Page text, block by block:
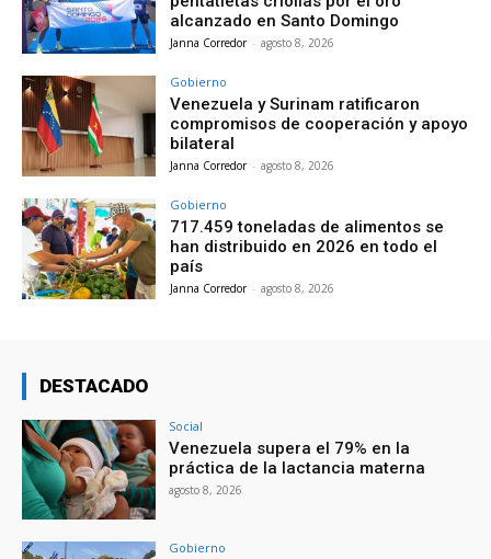
alcanzado en Santo Domingo
Janna Corredor - agosto 8, 2026
Gobierno
Venezuela y Surinam ratificaron
compromisos de cooperación y apoyo
bilateral
Janna Corredor - agosto 8, 2026
Gobierno
717.459 toneladas de alimentos se
han distribuido en 2026 en todo el
país
Janna Corredor - agosto 8, 2026
DESTACADO
Social
Venezuela supera el 79% en la
práctica de la lactancia materna
agosto 8, 2026
Gobierno